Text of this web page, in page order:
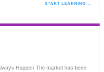
START LEARNING →
Happen The market has been